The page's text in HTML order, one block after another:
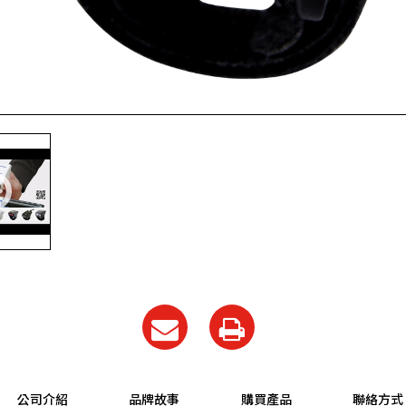
公司介紹 品牌故事 購買產品 聯絡方式